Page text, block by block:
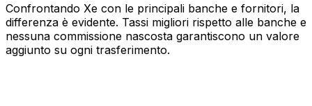
Confrontando Xe con le principali banche e fornitori, la
differenza è evidente. Tassi migliori rispetto alle banche e
nessuna commissione nascosta garantiscono un valore
aggiunto su ogni trasferimento.